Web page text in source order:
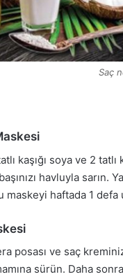
Saç
kaşığı soya ve 2 tatlı
havluyla sarın.
maskeyi haftada 1
posası ve saç
sürün. Daha